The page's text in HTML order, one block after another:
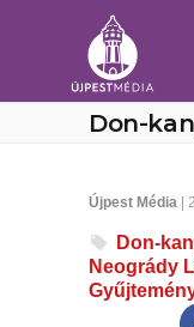
Don-
Újpest Média |
Don-
Neogrády